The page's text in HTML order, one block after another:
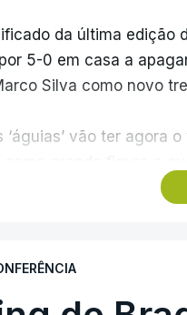
da última edição
5-0 em casa a
Silva como novo
‘águias’ vão ter agora
depois de serem
o Benfica vai